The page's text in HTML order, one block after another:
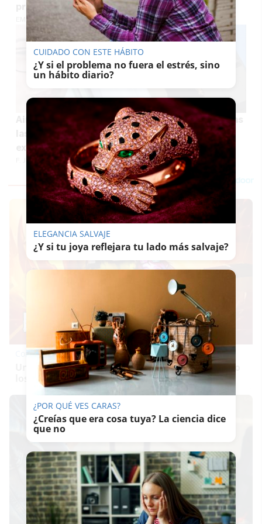
propiedad del grupo Triana
EMILIO CABRERA
Ainhoa Caballero vuelve a pedir la eutanasia tras
las secuelas de una brutal agresión de su
expareja
F. JIMÉNEZ
Corepunk MMORPG
Un verdadero MMORPG de la vieja escuela ¡Cómo
los de antes, pero mejor!
CUIDADO CON ESTE HÁBITO
¿Y si el problema no fuera el estrés, sino
un hábito diario?
ELEGANCIA SALVAJE
¿Y si tu joya reflejara tu lado más salvaje?
¿POR QUÉ VES CARAS?
¿Creías que era cosa tuya? La ciencia dice
que no